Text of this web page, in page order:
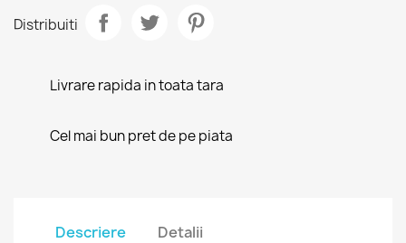
Distribuiti
Livrare rapida in toata tara
Cel mai bun pret de pe piata
Descriere Detalii